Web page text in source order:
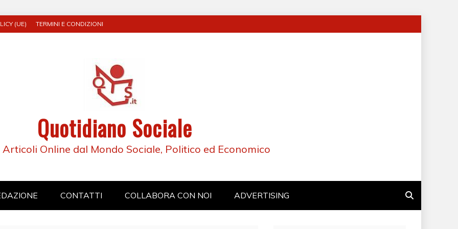
(UE) TERMINI E CONDIZIONI
Quotidiano Sociale
Articoli Online dal Mondo Sociale, Politico ed Economico
CONTATTI COLLABORA CON NOI ADVERTISING